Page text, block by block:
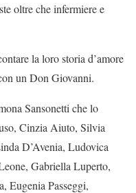
oltre che infermiere e
la loro storia d’amore
un Don Giovanni.
Sansonetti che lo
Cinzia Aiuto, Silvia
D’Avenia, Ludovica
Gabriella Luperto,
Eugenia Passeggi,